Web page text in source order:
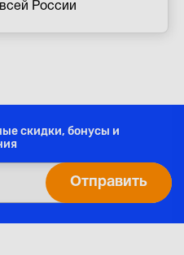
России
скидки, бонусы и